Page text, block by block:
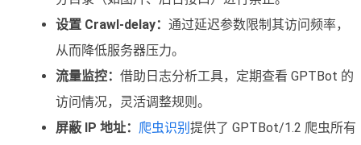
设置 Crawl-delay： 通过延迟参数限制其访问频率，
从而降低服务器压力。
流量监控： 借助日志分析工具，定期查看 GPTBot 的
访问情况，灵活调整规则。
屏蔽 IP 地址： 爬虫识别 提供了 GPTBot/1.2 爬虫所有